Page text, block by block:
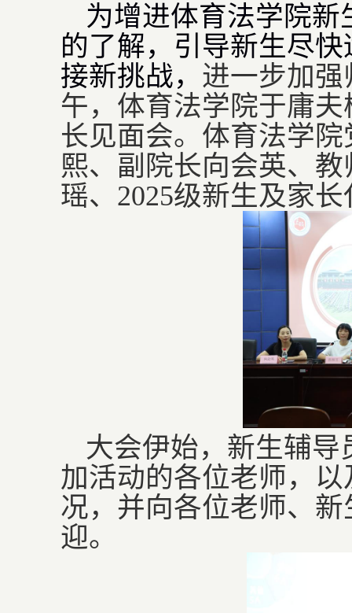
为增进体育法学院
的了解，引导新生尽
接新挑战， 进一步加
午，体育法学院于庸夫
长见面会。体育法学
熙、副院长向会英、
瑶、 2025级新生及家
大会伊始，新生辅
加活动的各位老师，以
况，并向各位老师、
迎。